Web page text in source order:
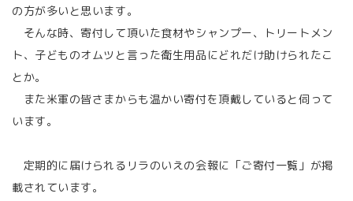
の方が多いと思います。
そんな時、寄付して頂いた食材やシャンプー、トリートメン
ト、子どものオムツと言った衛生用品にどれだけ助けられたこ
とか。
また米軍の皆さまからも温かい寄付を頂戴していると伺って
います。
定期的に届けられるリラのいえの会報に「ご寄付一覧」が掲
載されています。